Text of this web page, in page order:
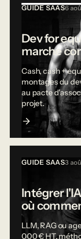
GUIDE SAAS6
Dev for
marche
Cash, cash +
montages du
au pacte
projet.
GUIDE SAAS3
Intégrer
où
LLM, RAG ou
000 € HT,